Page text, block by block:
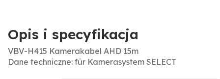
Opis i specyfikacja
VBV-H415 Kamerakabel AHD 15m
Dane techniczne: für Kamerasystem SELECT